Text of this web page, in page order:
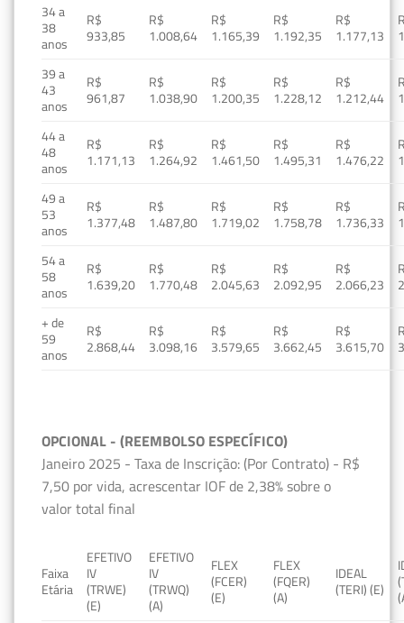
34 a
38
anos
R$
933,85
R$
1.008,64
R$
1.165,39
R$
1.192,35
R$
1.177,13
39 a
43
anos
R$
961,87
R$
1.038,90
R$
1.200,35
R$
1.228,12
R$
1.212,44
44 a
48
anos
R$
1.171,13
R$
1.264,92
R$
1.461,50
R$
1.495,31
R$
1.476,22
49 a
53
anos
R$
1.377,48
R$
1.487,80
R$
1.719,02
R$
1.758,78
R$
1.736,33
54 a
58
anos
R$
1.639,20
R$
1.770,48
R$
2.045,63
R$
2.092,95
R$
2.066,23
+ de
59
anos
R$
2.868,44
R$
3.098,16
R$
3.579,65
R$
3.662,45
R$
3.615,70
OPCIONAL - (REEMBOLSO ESPECÍFICO)
Janeiro 2025 - Taxa de Inscrição: (Por Contrato) - R$
7,50 por vida, acrescentar IOF de 2,38% sobre o
valor total final
Faixa
Etária
EFETIVO
IV
(TRWE)
(E)
EFETIVO
IV
(TRWQ)
(A)
FLEX
(FCER)
(E)
FLEX
(FQER)
(A)
IDEAL
(TERI) (E)